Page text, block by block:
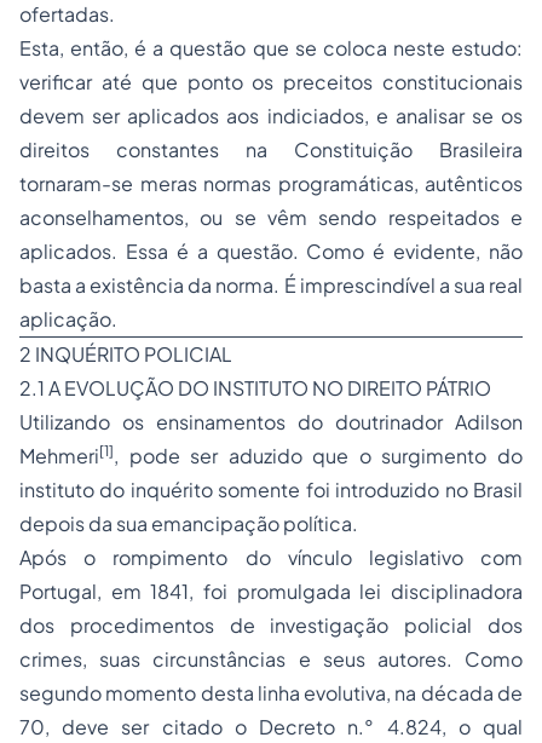
ofertadas.
Esta, então, é a questão que se coloca neste estudo:
verificar até que ponto os preceitos constitucionais
devem ser aplicados aos indiciados, e analisar se os
direitos constantes na Constituição Brasileira
tornaram-se meras normas programáticas, autênticos
aconselhamentos, ou se vêm sendo respeitados e
aplicados. Essa é a questão. Como é evidente, não
basta a existência da norma. É imprescindível a sua real
aplicação.
2 INQUÉRITO POLICIAL
2.1 A EVOLUÇÃO DO INSTITUTO NO DIREITO PÁTRIO
Utilizando os ensinamentos do doutrinador Adilson
Mehmeri[1], pode ser aduzido que o surgimento do
instituto do inquérito somente foi introduzido no Brasil
depois da sua emancipação política.
Após o rompimento do vínculo legislativo com
Portugal, em 1841, foi promulgada lei disciplinadora
dos procedimentos de investigação policial dos
crimes, suas circunstâncias e seus autores. Como
segundo momento desta linha evolutiva, na década de
70, deve ser citado o Decreto n.° 4.824, o qual